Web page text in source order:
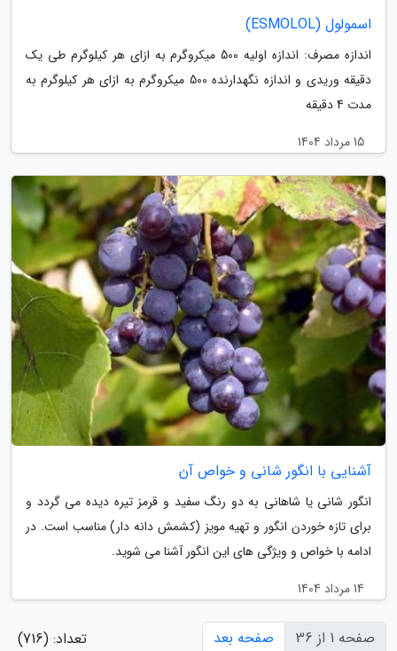
اسمولول (ESMOLOL)
اندازه مصرف: اندازه اولیه 500 میکروگرم به ازای هر کیلوگرم طی یک
دقیقه وریدی و اندازه نگهدارنده 500 میکروگرم به ازای هر کیلوگرم به
مدت 4 دقیقه
15 مرداد 1404
آشنایی با انگور شانی و خواص آن
انگور شانی یا شاهانی به دو رنگ سفید و قرمز تیره دیده می گردد و
برای تازه خوردن انگور و تهیه مویز (کشمش دانه دار) مناسب است. در
ادامه با خواص و ویژگی های این انگور آشنا می شوید.
14 مرداد 1404
صفحه 1 از 36 صفحه بعد تعداد: (716)